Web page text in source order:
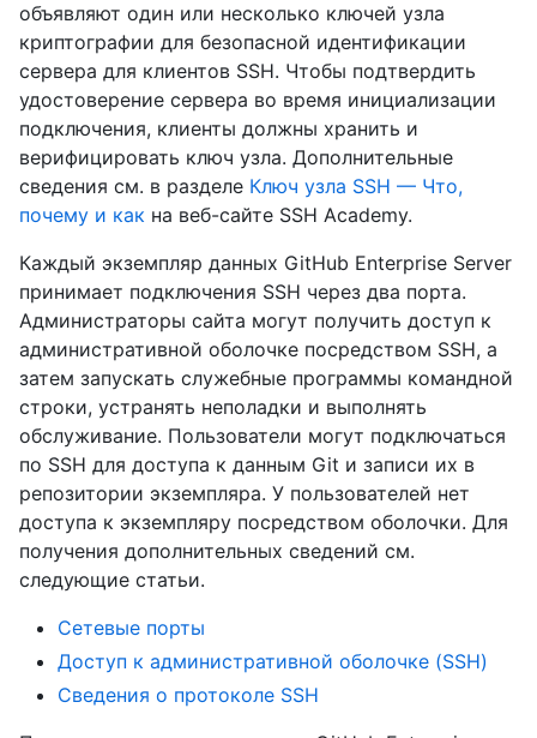
объявляют один или несколько ключей узла
криптографии для безопасной идентификации
сервера для клиентов SSH. Чтобы подтвердить
удостоверение сервера во время инициализации
подключения, клиенты должны хранить и
верифицировать ключ узла. Дополнительные
сведения см. в разделе Ключ узла SSH — Что,
почему и как на веб-сайте SSH Academy.
Каждый экземпляр данных GitHub Enterprise Server
принимает подключения SSH через два порта.
Администраторы сайта могут получить доступ к
административной оболочке посредством SSH, а
затем запускать служебные программы командной
строки, устранять неполадки и выполнять
обслуживание. Пользователи могут подключаться
по SSH для доступа к данным Git и записи их в
репозитории экземпляра. У пользователей нет
доступа к экземпляру посредством оболочки. Для
получения дополнительных сведений см.
следующие статьи.
Сетевые порты
Доступ к административной оболочке (SSH)
Сведения о протоколе SSH